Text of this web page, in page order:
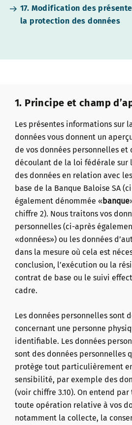
17. Modification des
la protection des données
1. Principe et champ
Les présentes informations sur
données vous donnent un
de vos données personnelles et
découlant de la loi fédérale sur
des données en relation avec
base de la Banque Baloise SA
également dénommée «banque
chiffre 2). Nous traitons vos
personnelles (ci-après
«données») ou les données
dans la mesure où cela est
conclusion, l’exécution ou la
contrat de base ou le suivi
cadre.
Les données personnelles sont
concernant une personne
identifiable. Les données
sont des données personnelles
protège tout particulièrement
sensibilité, par exemple des
(voir chiffre 3.10). On entend
toute opération relative à vos
notamment la collecte, la